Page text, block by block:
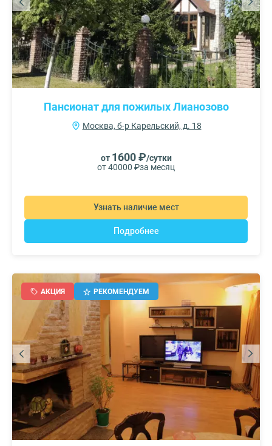
Пансионат для пожилых Лианозово
Москва, б-р Карельский, д. 18
от 1600 ₽/сутки
от 40000 ₽за месяц
Узнать наличие мест
Подробнее
АКЦИЯ РЕКОМЕНДУЕМ